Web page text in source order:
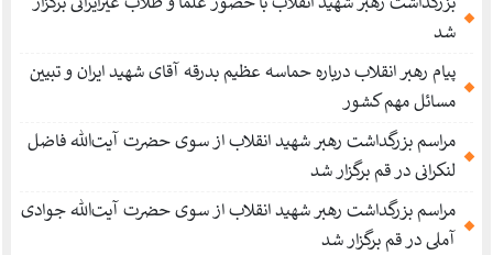
شد
پیام رهبر انقلاب درباره حماسه عظیم بدرقه آقای شهید ایران و تبیین
مسائل مهم کشور
مراسم بزرگداشت رهبر شهید انقلاب از سوی حضرت آیت‌الله فاضل
لنکرانی در قم برگزار شد
مراسم بزرگداشت رهبر شهید انقلاب از سوی حضرت آیت‌الله جوادی
آملی در قم برگزار شد